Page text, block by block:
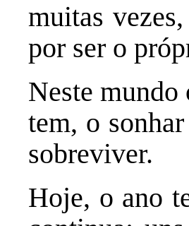
muitas
por ser o
Neste
tem, o
sobreviver.
Hoje, o ano